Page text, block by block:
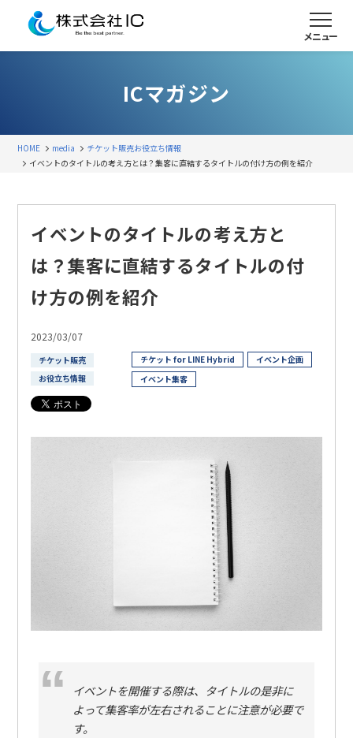
メニュー
ICマガジン
HOME media チケット販売お役立ち情報
イベントのタイトルの考え方とは？集客に直結するタイトルの付け方の例を紹介
イベントのタイトルの考え方と
は？集客に直結するタイトルの付
け方の例を紹介
2023/03/07
チケット販売
お役立ち情報
チケット for LINE Hybrid
イベント企画
イベント集客
イベントを開催する際は、タイトルの是非に
よって集客率が左右されることに注意が必要で
す。